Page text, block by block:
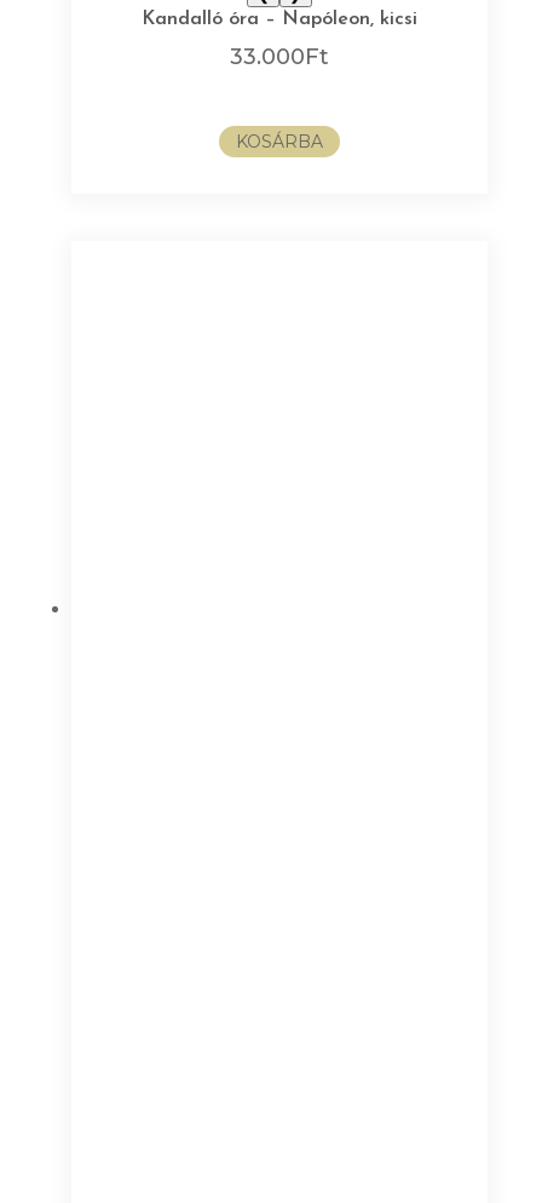
Kandalló óra – Napóleon, kicsi
33.000Ft
KOSÁRBA